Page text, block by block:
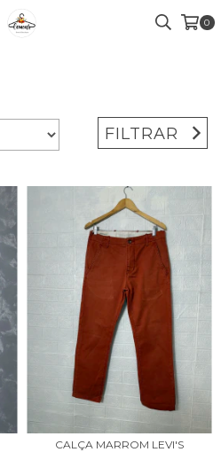
0
FILTRAR
CALÇA MARROM LEVI'S